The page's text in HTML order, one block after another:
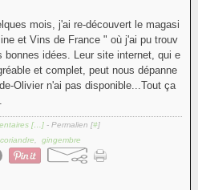
mois, j'ai re-découvert le magasi
et Vins de France " où j'ai pu trouv
bonnes idées. Leur site internet, qui e
et complet, peut nous dépanne
Olivier n'ai pas disponible...Tout ça
[… ] - Permalien [#]
coriandre gingembre